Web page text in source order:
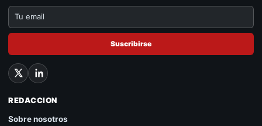
Suscribirse
REDACCION
Sobre nosotros